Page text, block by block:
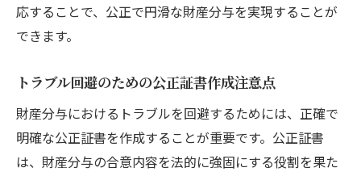
応することで、公正で円滑な財産分与を実現することが
できます。
トラブル回避のための公正証書作成注意点
財産分与におけるトラブルを回避するためには、正確で
明確な公正証書を作成することが重要です。公正証書
は、財産分与の合意内容を法的に強固にする役割を果た